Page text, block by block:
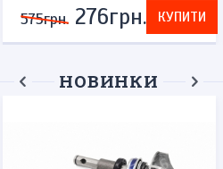
575грн. 276грн. КУПИТИ
НОВИНКИ